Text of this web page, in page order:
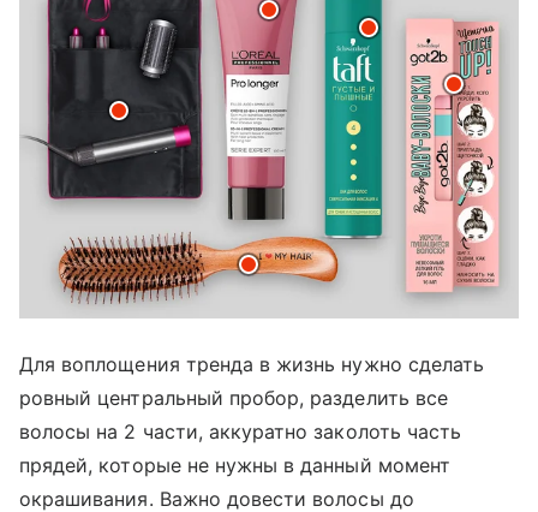
Для воплощения тренда в жизнь нужно сделать
ровный центральный пробор, разделить все
волосы на 2 части, аккуратно заколоть часть
прядей, которые не нужны в данный момент
окрашивания. Важно довести волосы до